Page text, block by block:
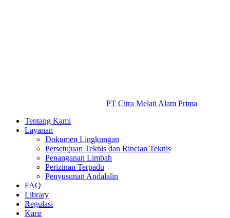
PT Citra Melati Alam Prima
Tentang Kami
Layanan
Dokumen Lingkungan
Persetujuan Teknis dan Rincian Teknis
Penanganan Limbah
Perizinan Terpadu
Penyusunan Andalalin
FAQ
Library
Regulasi
Karir